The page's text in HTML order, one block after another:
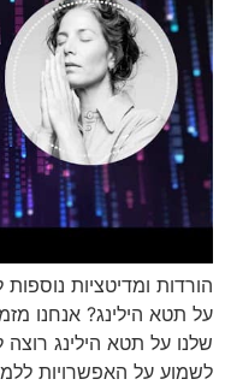
הורדות ומדיטציות
על תטא הילינג? אנחנו
שלנו על תטא הילינג
לשמוע על האפשרויות